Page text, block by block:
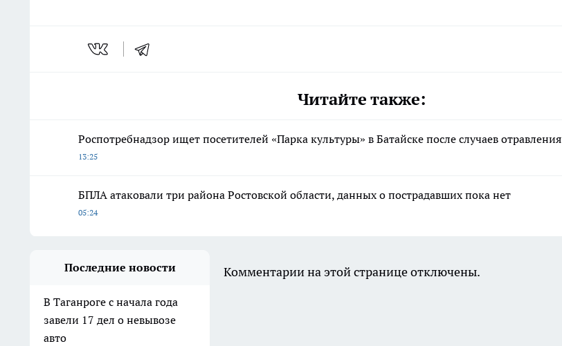
Читайте также:
Роспотребнадзор ищет посетителей «Парка культуры» в Батайске после случаев отравления
13:25
БПЛА атаковали три района Ростовской области, данных о пострадавших пока нет
05:24
Последние новости
В Таганроге с начала года
завели 17 дел о невывозе
авто
Комментарии на этой странице отключены.